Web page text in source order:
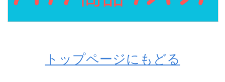
トップページにもどる